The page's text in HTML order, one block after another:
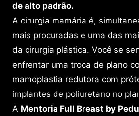
de alto padrão.
A cirurgia mamária é,
mais procuradas e uma das
da cirurgia plástica. Você se
enfrentar uma troca de plano
mamoplastia redutora com
implantes de poliuretano no
A Mentoria Full Breast by